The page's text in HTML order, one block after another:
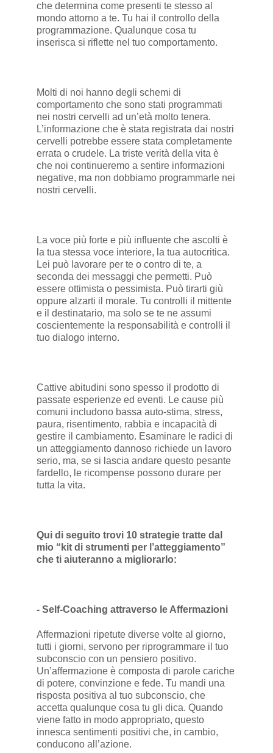
che determina come presenti te stesso al
mondo attorno a te. Tu hai il controllo della
programmazione. Qualunque cosa tu
inserisca si riflette nel tuo comportamento.
Molti di noi hanno degli schemi di
comportamento che sono stati programmati
nei nostri cervelli ad un’età molto tenera.
L’informazione che è stata registrata dai nostri
cervelli potrebbe essere stata completamente
errata o crudele. La triste verità della vita è
che noi continueremo a sentire informazioni
negative, ma non dobbiamo programmarle nei
nostri cervelli.
La voce più forte e più influente che ascolti è
la tua stessa voce interiore, la tua autocritica.
Lei può lavorare per te o contro di te, a
seconda dei messaggi che permetti. Può
essere ottimista o pessimista. Può tirarti giù
oppure alzarti il morale. Tu controlli il mittente
e il destinatario, ma solo se te ne assumi
coscientemente la responsabilità e controlli il
tuo dialogo interno.
Cattive abitudini sono spesso il prodotto di
passate esperienze ed eventi. Le cause più
comuni includono bassa auto-stima, stress,
paura, risentimento, rabbia e incapacità di
gestire il cambiamento. Esaminare le radici di
un atteggiamento dannoso richiede un lavoro
serio, ma, se si lascia andare questo pesante
fardello, le ricompense possono durare per
tutta la vita.
Qui di seguito trovi 10 strategie tratte dal
mio “kit di strumenti per l’atteggiamento”
che ti aiuteranno a migliorarlo:
- Self-Coaching attraverso le Affermazioni
Affermazioni ripetute diverse volte al giorno,
tutti i giorni, servono per riprogrammare il tuo
subconscio con un pensiero positivo.
Un’affermazione è composta di parole cariche
di potere, convinzione e fede. Tu mandi una
risposta positiva al tuo subconscio, che
accetta qualunque cosa tu gli dica. Quando
viene fatto in modo appropriato, questo
innesca sentimenti positivi che, in cambio,
conducono all’azione.